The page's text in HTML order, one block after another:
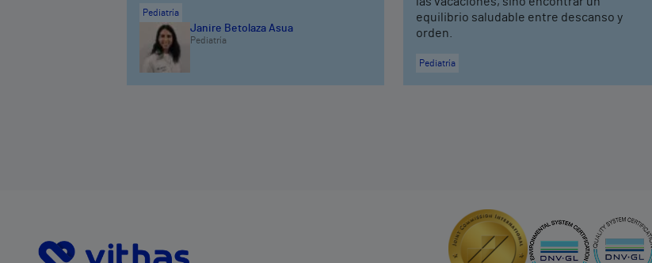
Pediatría
Janire Betolaza Asua
Pediatría
equilibrio saludable entre descanso y
orden.
Pediatría